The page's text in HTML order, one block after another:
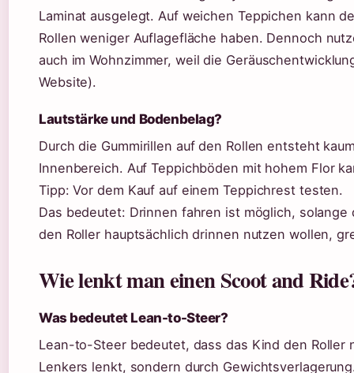
Laminat ausgelegt. Auf weichen Teppichen kann
Rollen weniger Auflagefläche haben. Dennoch
auch im Wohnzimmer, weil die
Website).
Lautstärke und Bodenbelag?
Durch die Gummirillen auf den Rollen entsteht
Innenbereich. Auf Teppichböden mit hohem Flor
Tipp: Vor dem Kauf auf einem Teppichrest testen.
Das bedeutet: Drinnen fahren ist möglich,
den Roller hauptsächlich drinnen nutzen wollen,
Wie lenkt man einen Scoot and
Was bedeutet Lean-to-Steer?
Lean-to-Steer bedeutet, dass das Kind den
Lenkers lenkt, sondern durch